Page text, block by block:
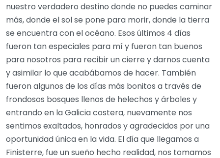
nuestro verdadero destino donde no puedes caminar
más, donde el sol se pone para morir, donde la tierra
se encuentra con el océano. Esos últimos 4 días
fueron tan especiales para mí y fueron tan buenos
para nosotros para recibir un cierre y darnos cuenta
y asimilar lo que acabábamos de hacer. También
fueron algunos de los días más bonitos a través de
frondosos bosques llenos de helechos y árboles y
entrando en la Galicia costera, nuevamente nos
sentimos exaltados, honrados y agradecidos por una
oportunidad única en la vida. El día que llegamos a
Finisterre, fue un sueño hecho realidad, nos tomamos